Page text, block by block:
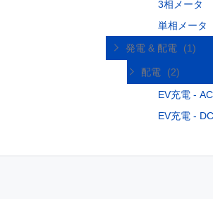
3相メータ
単相メータ
発電 & 配電
(1)
配電
(2)
EV充電 -
EV充電 -